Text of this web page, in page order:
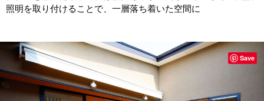
照明を取り付けることで、一層落ち着いた空間に
Save